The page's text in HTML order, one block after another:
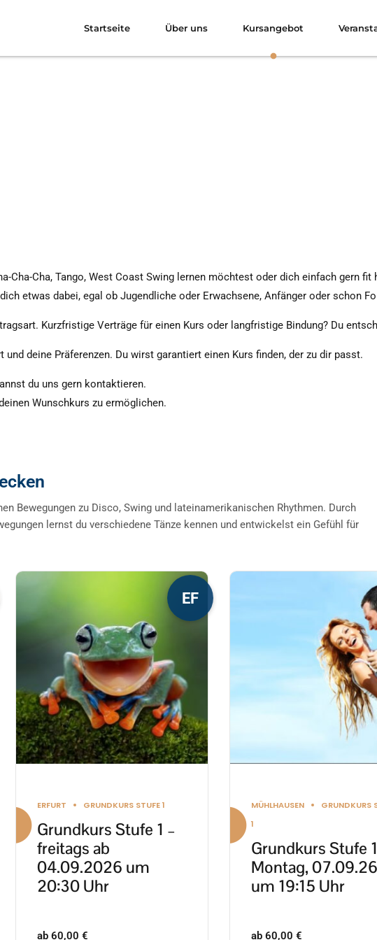
Startseite Über uns Kursangebot
Cha-Cha, Tango, West Coast Swing lernen möchtest oder dich einfach gern
etwas dabei, egal ob Jugendliche oder Erwachsene, Anfänger oder schon
Kurzfristige Verträge für einen Kurs oder langfristige Bindung? Du
deine Präferenzen. Du wirst garantiert einen Kurs finden, der zu dir passt.
du uns gern kontaktieren.
Wunschkurs zu ermöglichen.
Bewegungen zu Disco, Swing und lateinamerikanischen Rhythmen. Durch
lernst du verschiedene Tänze kennen und entwickelst ein Gefühl für
EF
ERFURT GRUNDKURS STUFE 1
Grundkurs Stufe 1 –
freitags ab
04.09.2026 um
20:30 Uhr
ab 60,00 €
Varianten
Die
Optionen
können
auf
gewählt
werden
MÜHLHAUSEN
GRUNDKURS
1
Grundkurs Stufe
Montag,
um 19:15 Uhr
ab60,00€
gewählt
werden